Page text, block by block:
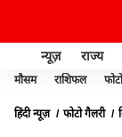
न्यूज़ राज्य
मौसम राशिफल
हिंदी न्यूज़ फोटो गैलरी